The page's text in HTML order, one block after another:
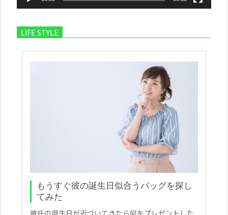
LIFE STYLE
もうすぐ彼の誕生日似合うバッグを探し
てみた